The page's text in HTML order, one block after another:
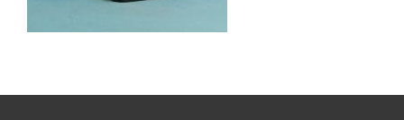
Nachet, ‘grand modèle’ (1856-1862)